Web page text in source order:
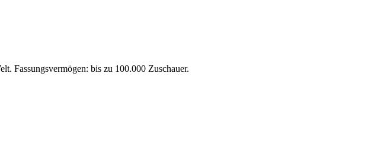
Fassungsvermögen: bis zu 100.000 Zuschauer.